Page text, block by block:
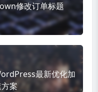
修改订单标题
最新优化加
案